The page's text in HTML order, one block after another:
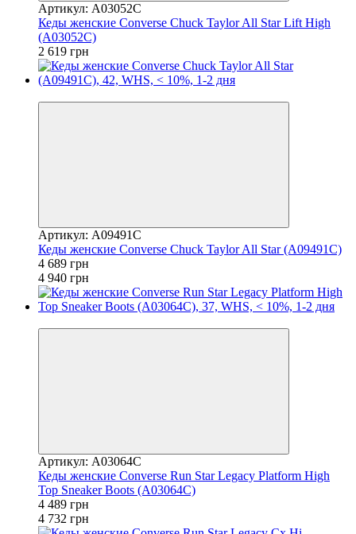
Артикул: A03052C
Кеды женские Converse Chuck Taylor All Star Lift High
(A03052C)
2 619 грн
Артикул: A09491C
Кеды женские Converse Chuck Taylor All Star (A09491C)
4 689 грн
4 940 грн
Артикул: A03064C
Кеды женские Converse Run Star Legacy Platform High
Top Sneaker Boots (A03064C)
4 489 грн
4 732 грн